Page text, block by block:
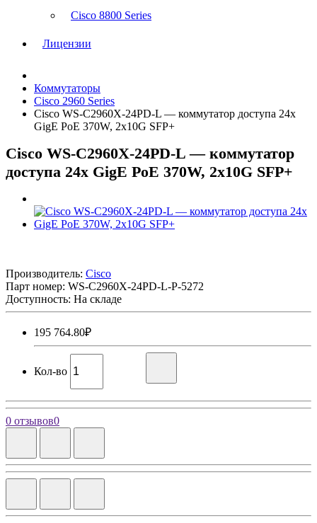
Cisco 8800 Series
Лицензии
Коммутаторы
Cisco 2960 Series
Cisco WS-C2960X-24PD-L — коммутатор доступа 24x
GigE PoE 370W, 2x10G SFP+
Cisco WS-C2960X-24PD-L — коммутатор
доступа 24x GigE PoE 370W, 2x10G SFP+
Производитель: Cisco
Парт номер: WS-C2960X-24PD-L-P-5272
Доступность: На складе
195 764.80₽
Кол-во
0 отзывов0